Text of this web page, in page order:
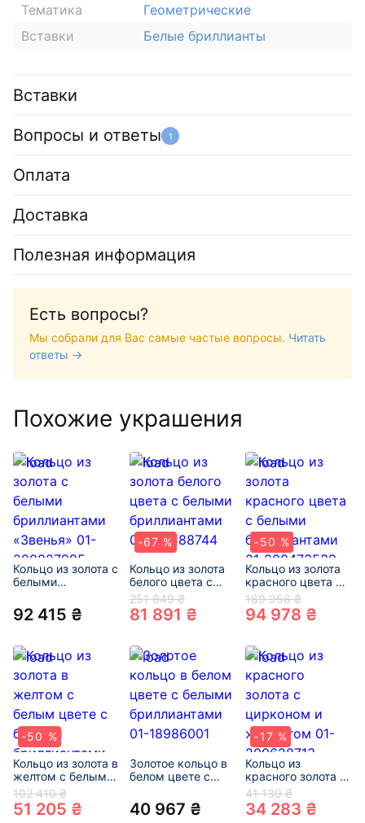
Тематика
Геометрические
Вставки
Белые бриллианты
Вставки
Вопросы и ответы 1
Оплата
Доставка
Полезная информация
Есть вопросы?
Мы собрали для Вас самые частые вопросы. Читать
ответы →
Похожие украшения
Кольцо из золота с
белыми
«Звенья» 01-
200827995
92 415 ₴
-67 %
Кольцо из золота
белого цвета с
белыми
бриллиантами 01-
200188744
251 649 ₴
81 891 ₴
-50 %
Кольцо из золота
красного цвета с
белыми
бриллиантами 01-
200473539
189 956 ₴
94 978 ₴
-50 %
Кольцо из золота в
желтом с белым
цвете с белыми
бриллиантами 01-
200567723
102 410 ₴
51 205 ₴
Золотое кольцо в
белом цвете с
бриллиантами 01-
18986001
40 967 ₴
-17 %
Кольцо из
красного золота с
цирконом и
жемчугом 01-
200628713
41 139 ₴
34 283 ₴